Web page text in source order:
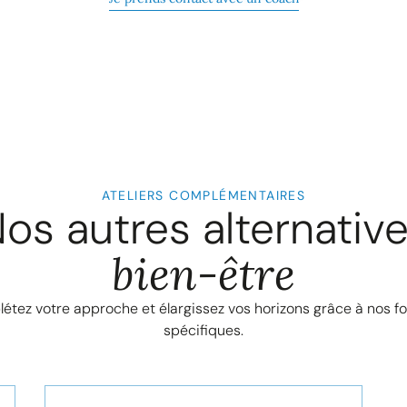
ATELIERS COMPLÉMENTAIRES
autres
bien-être
votre approche et élargissez vos horizons grâce à nos
spécifiques.